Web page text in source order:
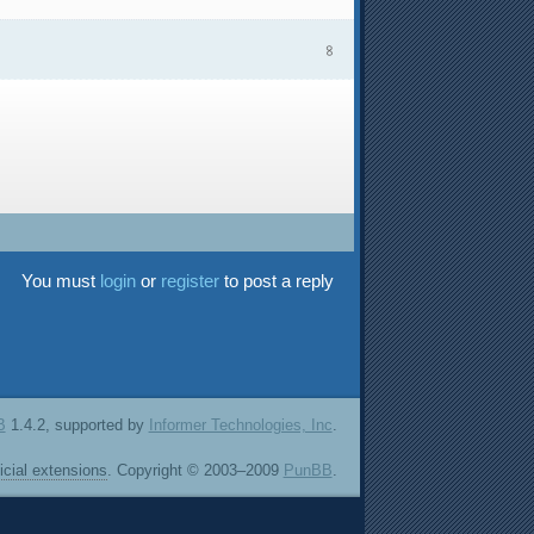
৪
You must loginor registerto post a reply
1.4.2, supported by Informer Technologies, Inc
extensions. Copyright © 2003–2009 PunBB.